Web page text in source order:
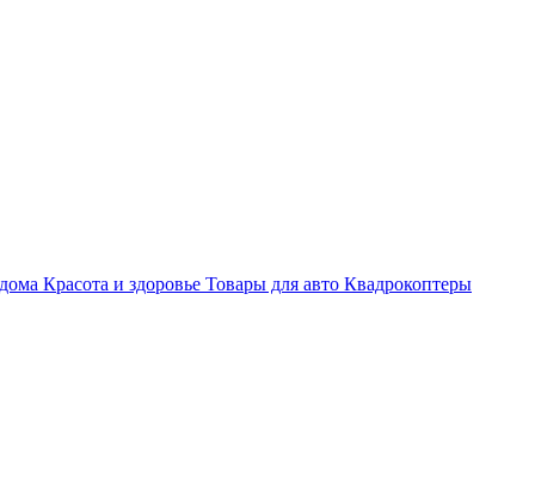
Красота и здоровье Товары для авто Квадрокоптеры